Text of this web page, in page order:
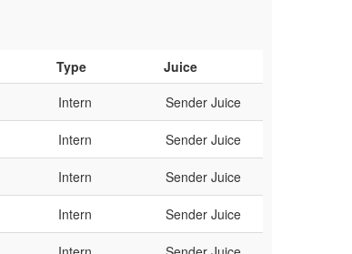
Type
Juice
Intern Sender Juice
Intern Sender Juice
Intern Sender Juice
Intern Sender Juice